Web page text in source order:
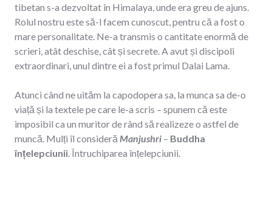
tibetan s-a dezvoltat în Himalaya, unde era greu de ajuns.
Rolul nostru este să-l facem cunoscut, pentru că a fost o
mare personalitate. Ne-a transmis o cantitate enormă de
scrieri, atât deschise, cât și secrete. A avut și discipoli
extraordinari, unul dintre ei a fost primul Dalai Lama.
Atunci când ne uităm la capodopera sa, la munca sa de-o
viață și la textele pe care le-a scris – spunem că este
imposibil ca un muritor de rând să realizeze o astfel de
muncă. Mulți îl consideră Manjushri – Buddha
înțelepciunii. Întruchiparea înțelepciunii.